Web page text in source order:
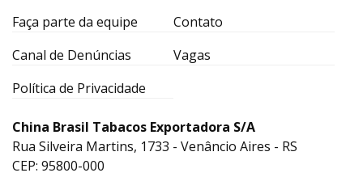
Faça parte da equipe
Contato
Canal de Denúncias
Vagas
Política de Privacidade
China Brasil Tabacos Exportadora S/A
Rua Silveira Martins, 1733 - Venâncio Aires - RS
CEP: 95800-000